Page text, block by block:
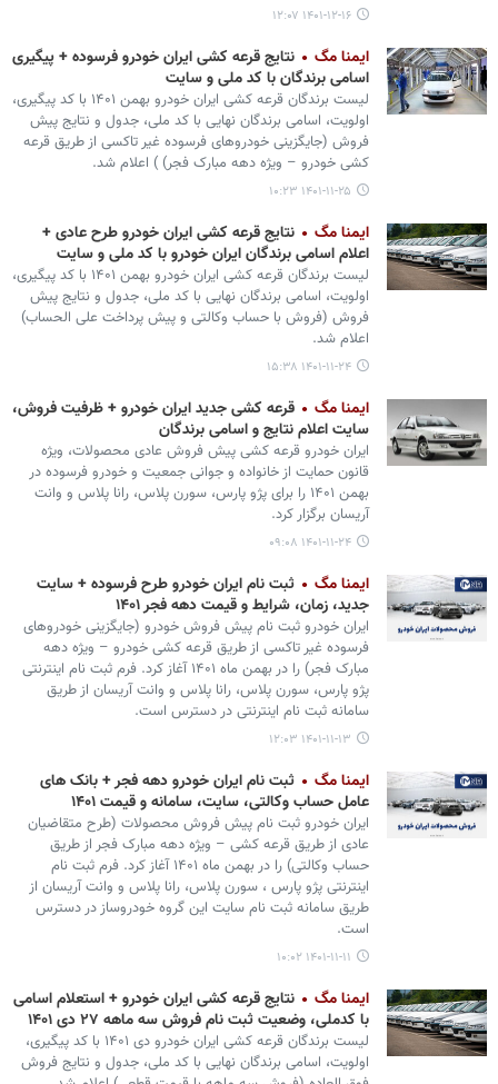
۱۴۰۱-۱۲-۱۶ ۱۲:۰۷
ایمنا مگ
نتایج قرعه کشی ایران خودرو فرسوده + پیگیری
اسامی برندگان با کد ملی و سایت
لیست برندگان قرعه کشی ایران خودرو بهمن ۱۴۰۱ با کد پیگیری،
اولویت، اسامی برندگان نهایی با کد ملی، جدول و نتایج پیش
فروش (جایگزینی خودروهای فرسوده غیر تاکسی از طریق قرعه
کشی خودرو – ویژه دهه مبارک فجر) ) اعلام شد.
۱۴۰۱-۱۱-۲۵ ۱۰:۲۳
ایمنا مگ
نتایج قرعه کشی ایران خودرو طرح عادی +
اعلام اسامی برندگان ایران خودرو با کد ملی و سایت
لیست برندگان قرعه کشی ایران خودرو بهمن ۱۴۰۱ با کد پیگیری،
اولویت، اسامی برندگان نهایی با کد ملی، جدول و نتایج پیش
فروش (فروش با حساب وکالتی و پیش پرداخت علی الحساب)
اعلام شد.
۱۴۰۱-۱۱-۲۴ ۱۵:۳۸
ایمنا مگ
قرعه کشی جدید ایران خودرو + ظرفیت فروش،
سایت اعلام نتایج و اسامی برندگان
ایران خودرو قرعه کشی پیش فروش عادی محصولات، ویژه
قانون حمایت از خانواده و جوانی جمعیت و خودرو فرسوده در
بهمن ۱۴۰۱ را برای پژو پارس، سورن پلاس، رانا پلاس و وانت
آریسان برگزار کرد.
۱۴۰۱-۱۱-۲۴ ۰۹:۰۸
ایمنا مگ
ثبت نام ایران خودرو طرح فرسوده + سایت
جدید، زمان، شرایط و قیمت دهه فجر ۱۴۰۱
ایران خودرو ثبت نام پیش فروش خودرو (جایگزینی خودروهای
فرسوده غیر تاکسی از طریق قرعه کشی خودرو – ویژه دهه
مبارک فجر) را در بهمن ماه ۱۴۰۱ آغاز کرد. فرم ثبت نام اینترنتی
پژو پارس، سورن پلاس، رانا پلاس و وانت آریسان از طریق
سامانه ثبت نام اینترنتی در دسترس است.
۱۴۰۱-۱۱-۱۳ ۱۲:۰۳
ایمنا مگ
ثبت نام ایران خودرو دهه فجر + بانک های
عامل حساب وکالتی، سایت، سامانه و قیمت ۱۴۰۱
ایران خودرو ثبت نام پیش فروش محصولات (طرح متقاضیان
عادی از طریق قرعه کشی – ویژه دهه مبارک فجر از طریق
حساب وکالتی) را در بهمن ماه ۱۴۰۱ آغاز کرد. فرم ثبت نام
اینترنتی پژو پارس ، سورن پلاس، رانا پلاس و وانت آریسان از
طریق سامانه ثبت نام سایت این گروه خودروساز در دسترس
است.
۱۴۰۱-۱۱-۱۱ ۱۰:۰۲
ایمنا مگ
نتایج قرعه کشی ایران خودرو + استعلام اسامی
با کدملی، وضعیت ثبت نام فروش سه ماهه ۲۷ دی ۱۴۰۱
لیست برندگان قرعه کشی ایران خودرو دی ۱۴۰۱ با کد پیگیری،
اولویت، اسامی برندگان نهایی با کد ملی، جدول و نتایج فروش